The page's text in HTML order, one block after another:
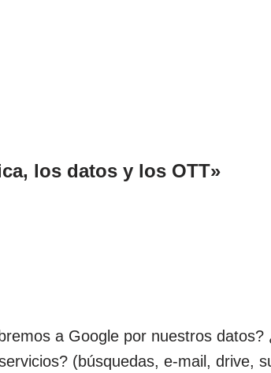
los datos y los OTT»
a Google por nuestros datos?
(búsquedas, e-mail, drive,